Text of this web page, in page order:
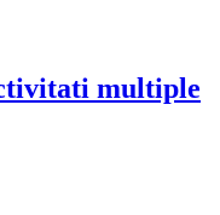
multiple